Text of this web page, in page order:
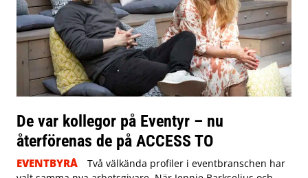
De var kollegor på Eventyr – nu
återförenas de på ACCESS TO
EVENTBYRÅ
Två välkända profiler i eventbranschen har